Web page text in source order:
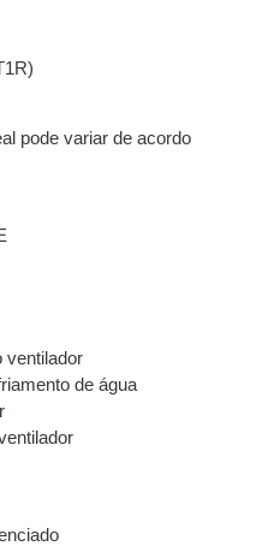
pode variar de acordo
ventilador
de água